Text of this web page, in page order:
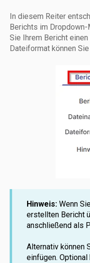
In diesem Reiter
Berichts im Dropdown-
Sie Ihrem Bericht
Dateiformat können
Hinweis: Wenn
erstellten Bericht
anschließend als
Alternativ können
einfügen.